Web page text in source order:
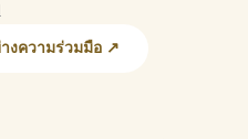
งความร่วมมือ ↗